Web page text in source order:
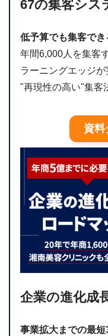
67の集客シス
低予算でも集客でき
年間6,000人を集客
ラーニングエッジ
"再現性の高い"集客
資料
企業の進化成
事業拡大までの最短